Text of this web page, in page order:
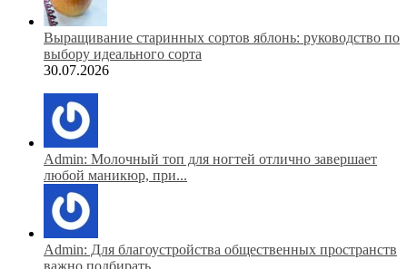
Выращивание старинных сортов яблонь: руководство по
выбору идеального сорта
30.07.2026
Admin: Молочный топ для ногтей отлично завершает
любой маникюр, при...
Admin: Для благоустройства общественных пространств